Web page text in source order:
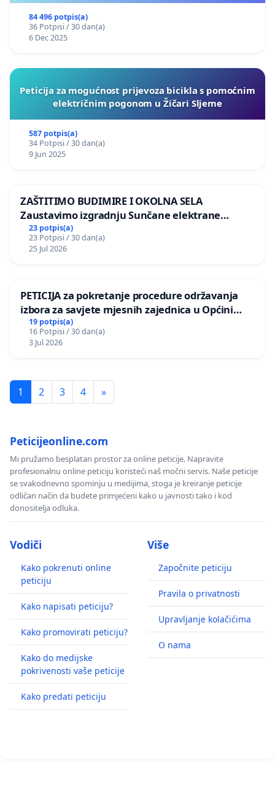
84 496 potpis(a)
36 Potpisi / 30 dan(a)
6 Dec 2025
Peticija za mogućnost prijevoza bicikla s pomoćnim
električnim pogonom u Žičari Sljeme
587 potpis(a)
34 Potpisi / 30 dan(a)
9 Jun 2025
ZAŠTITIMO BUDIMIRE I OKOLNA SELA
Zaustavimo izgradnju Sunčane elektrane
Vedrine na području Ugljana
23 potpis(a)
23 Potpisi / 30 dan(a)
25 Jul 2026
PETICIJA za pokretanje procedure održavanja
izbora za savjete mjesnih zajednica u Općini
Bugojno
19 potpis(a)
16 Potpisi / 30 dan(a)
3 Jul 2026
1 2 3 4 »
Peticijeonline.com
Mi pružamo besplatan prostor za online peticije. Napravite
profesionalnu online peticiju koristeći naš močni servis. Naše peticije
se svakodnevno spominju u medijima, stoga je kreiranje peticije
odličan način da budete primjećeni kako u javnosti tako i kod
donositelja odluka.
Vodiči
Kako pokrenuti online
peticiju
Kako napisati peticiju?
Kako promovirati peticiju?
Kako do medijske
pokrivenosti vaše peticije
Kako predati peticiju
Više
Započnite peticiju
Pravila o privatnosti
Upravljanje kolačićima
O nama